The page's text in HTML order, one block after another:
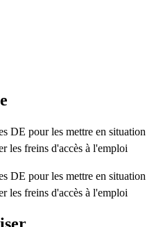
DE pour les mettre en situation
les freins d'accès à l'emploi
DE pour les mettre en situation
les freins d'accès à l'emploi